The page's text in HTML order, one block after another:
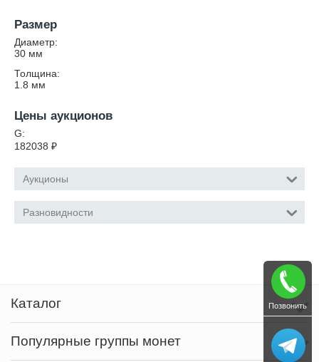
Размер
Диаметр:
30 мм
Толщина:
1.8 мм
Цены аукционов
G:
182038 ₽
Аукционы
Разновидности
Каталог
Популярные группы монет
Позвонить